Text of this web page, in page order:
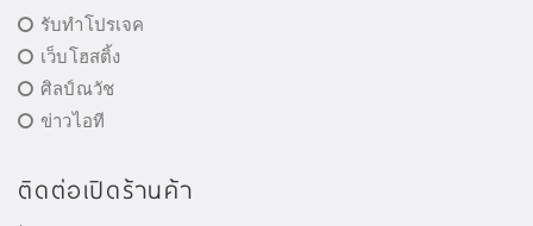
รับทำโปรเจค
เว็บโฮสติ้ง
ศิลป์ณวัช
ข่าวไอที
ติดต่อเปิดร้านค้า